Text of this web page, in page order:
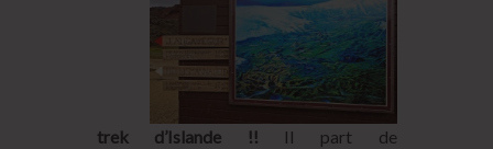
trek d’Islande !! Il part de